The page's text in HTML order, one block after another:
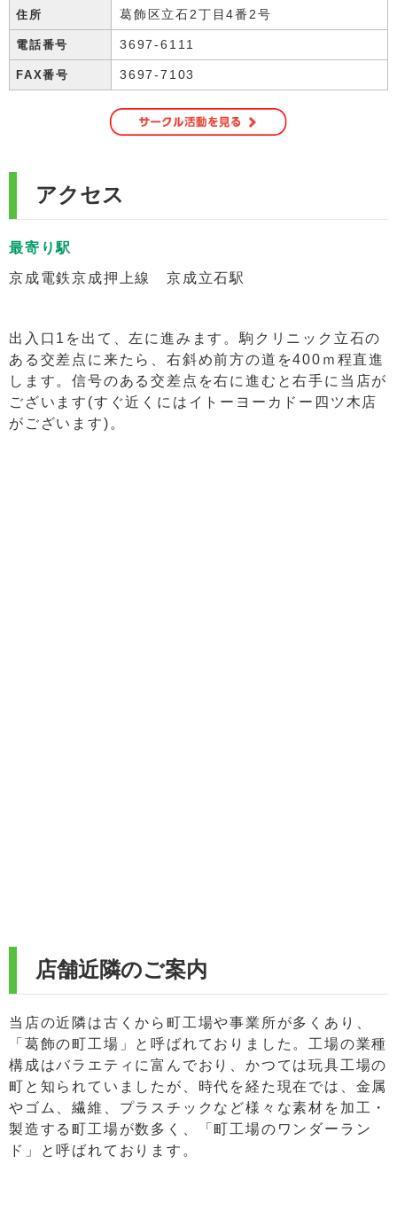
葛飾区立石2丁目4番2号
3697-6111
3697-7103
アクセス
最寄り駅
京成電鉄京成押上線 京成立石駅
出入口1を出て、左に進みます。駒クリニック立石の
ある交差点に来たら、右斜め前方の道を400ｍ程直進
します。信号のある交差点を右に進むと右手に当店が
ございます(すぐ近くにはイトーヨーカドー四ツ木店
がございます)。
店舗近隣のご案内
当店の近隣は古くから町工場や事業所が多くあり、
「葛飾の町工場」と呼ばれておりました。工場の業種
構成はバラエティに富んでおり、かつては玩具工場の
町と知られていましたが、時代を経た現在では、金属
やゴム、繊維、プラスチックなど様々な素材を加工・
製造する町工場が数多く、「町工場のワンダーラン
ド」と呼ばれております。